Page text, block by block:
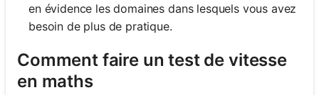
en évidence les domaines dans lesquels vous avez
besoin de plus de pratique.
Comment faire un test de vitesse
en maths